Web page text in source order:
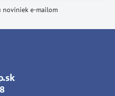
noviniek e-mailom